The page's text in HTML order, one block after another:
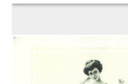
s
l